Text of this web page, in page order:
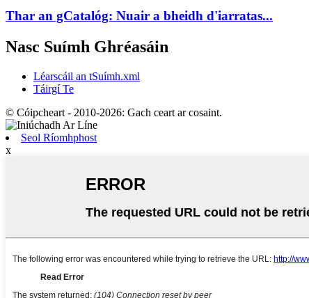
Thar an gCatalóg: Nuair a bheidh d'iarratas...
Nasc Suímh Ghréasáin
Léarscáil an tSuímh.xml
Táirgí Te
© Cóipcheart - 2010-2026: Gach ceart ar cosaint.
Seol Ríomhphost
x